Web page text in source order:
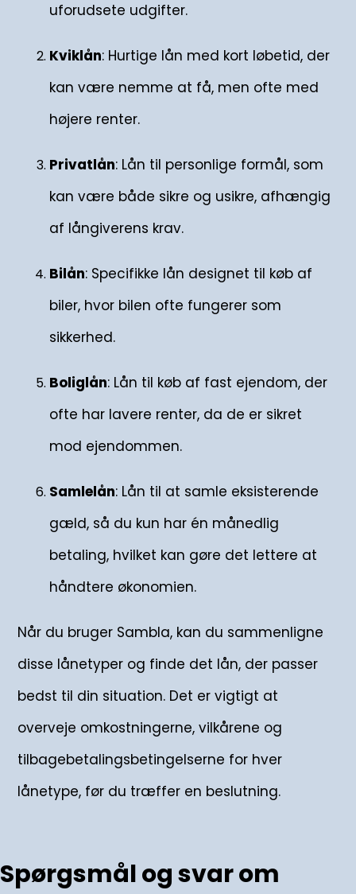
uforudsete udgifter.
Kviklån: Hurtige lån med kort løbetid, der
kan være nemme at få, men ofte med
højere renter.
Privatlån: Lån til personlige formål, som
kan være både sikre og usikre, afhængig
af långiverens krav.
Bilån: Specifikke lån designet til køb af
biler, hvor bilen ofte fungerer som
sikkerhed.
Boliglån: Lån til køb af fast ejendom, der
ofte har lavere renter, da de er sikret
mod ejendommen.
Samlelån: Lån til at samle eksisterende
gæld, så du kun har én månedlig
betaling, hvilket kan gøre det lettere at
håndtere økonomien.
Når du bruger Sambla, kan du sammenligne
disse lånetyper og finde det lån, der passer
bedst til din situation. Det er vigtigt at
overveje omkostningerne, vilkårene og
tilbagebetalingsbetingelserne for hver
lånetype, før du træffer en beslutning.
Spørgsmål og svar om